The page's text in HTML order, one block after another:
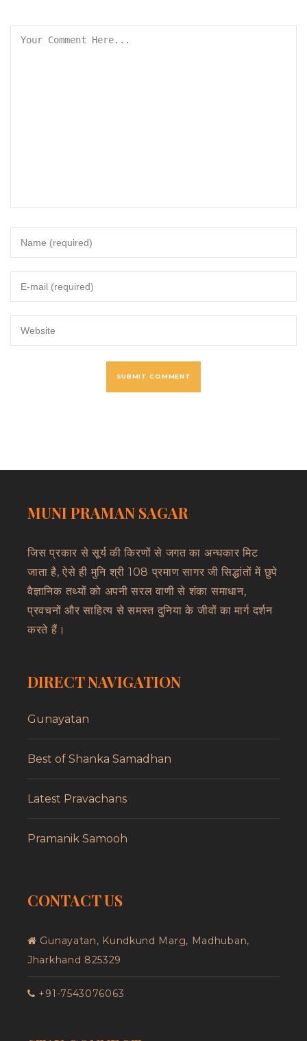
MUNI PRAMAN SAGAR
जिस प्रकार से सूर्य की किरणों से जगत का अन्धकार मिट
जाता है, ऐसे ही मुनि श्री 108 प्रमाण सागर जी सिद्धांतों में छुपे
वैज्ञानिक तथ्यों को अपनी सरल वाणी से शंका समाधान,
प्रवचनों और साहित्य से समस्त दुनिया के जीवों का मार्ग दर्शन
करते हैं।
DIRECT NAVIGATION
Gunayatan
Best of Shanka Samadhan
Latest Pravachans
Pramanik Samooh
CONTACT US
Gunayatan, Kundkund Marg, Madhuban,
Jharkhand 825329
+91-7543076063